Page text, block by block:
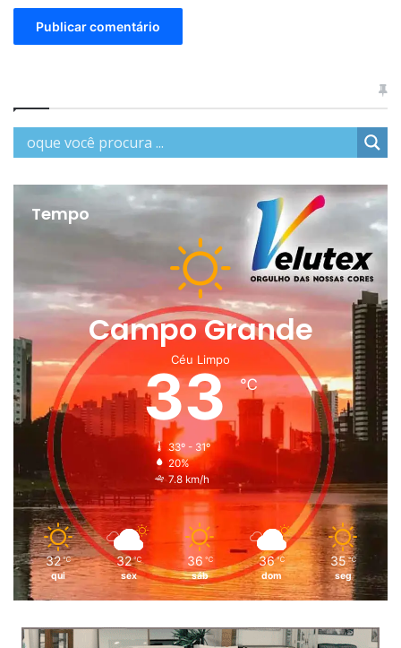
Tempo
Campo Grande
Céu Limpo
33℃
33º - 31º
20%
7.8 km/h
32 ℃
qui
32 ℃
sex
36 ℃
sáb
36 ℃
dom
35 ℃
seg